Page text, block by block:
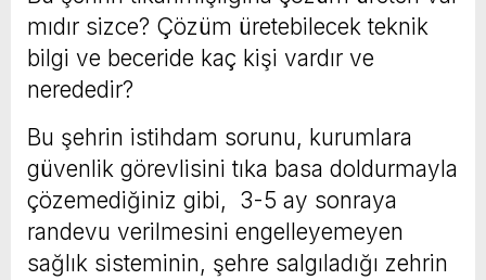
mıdır sizce? Çözüm üretebilecek teknik
bilgi ve beceride kaç kişi vardır ve
nerededir?
Bu şehrin istihdam sorunu, kurumlara
güvenlik görevlisini tıka basa doldurmayla
çözemediğiniz gibi, 3-5 ay sonraya
randevu verilmesini engelleyemeyen
sağlık sisteminin, şehre salgıladığı zehrin